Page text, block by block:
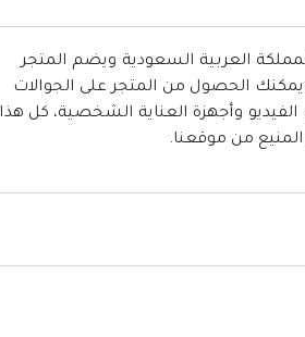
العربية السعودية ويضم المتجر
ويمكنك الحصول من المتجر على الجوالات
الفيديو وأجهزة العناية الشخصية، كل هذا
من موقعنا.